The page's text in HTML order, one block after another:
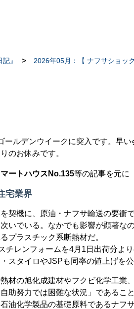
』 2026年05月：【 ナフサショック
ールデンウイークに突入です。早い
のお休みです。
ートハウス No.135等の記事を元に
宅業界
契機に、原油・ナフサ輸送の要衝
いでいる。なかでも影響が顕著な
プラスチック系断熱材だ。
チレンフォームを4月 1 日出荷分より
スタイロやJSP も同率の値上げを公
材の旭化成建材やフクビ化学工業
助努力では困難な状況」であるこ
油化学製品の基礎原料であるナフ